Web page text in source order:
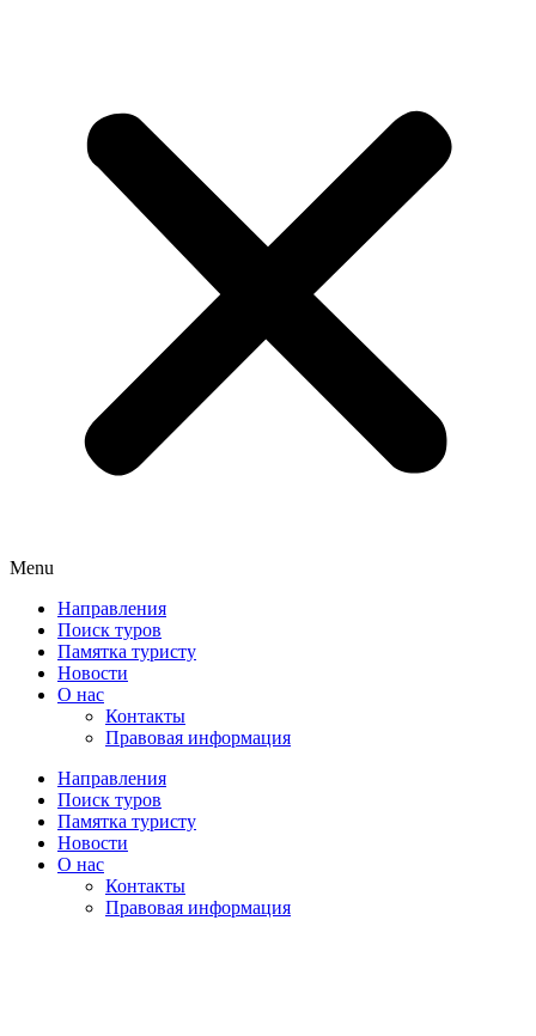
Menu
Направления
Поиск туров
Памятка туристу
Новости
О нас
Контакты
Правовая информация
Направления
Поиск туров
Памятка туристу
Новости
О нас
Контакты
Правовая информация